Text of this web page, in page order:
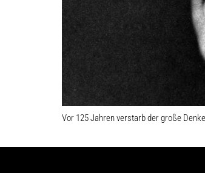
Vor 125 Jahren verstarb der große